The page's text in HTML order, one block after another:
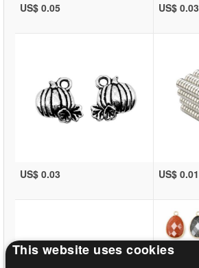
US$ 0.05 US$ 0.03
US$ 0.03 US$ 0.01
This website uses cookies